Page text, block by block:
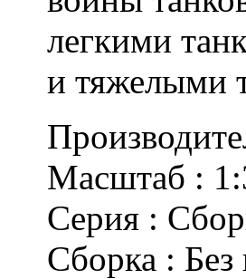
легкими
и тяжелыми
Масштаб :
Серия :
Сборка : Без